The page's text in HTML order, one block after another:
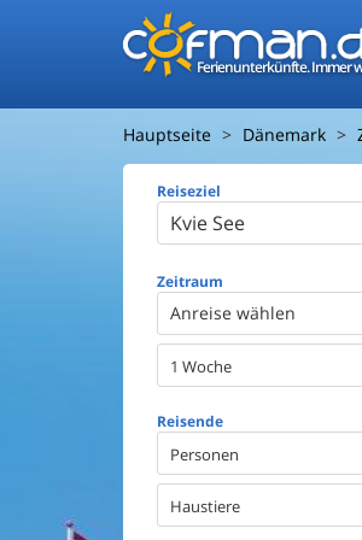
Ferienunterkünfte. Immer
Hauptseite Dänemark
Reiseziel
Zeitraum
Anreise wählen
1 Woche
Reisende
Personen
Haustiere